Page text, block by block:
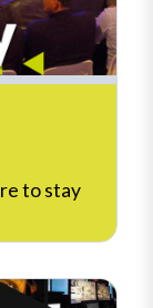
to stay